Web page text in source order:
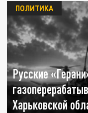
Русские
Харьковской
ПОЛИТИКА